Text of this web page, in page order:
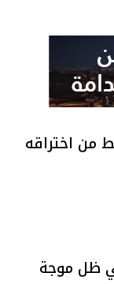
فقط من اختراقه
1.5% ليسجل 3,982.89 نقطة، في ظل موجة